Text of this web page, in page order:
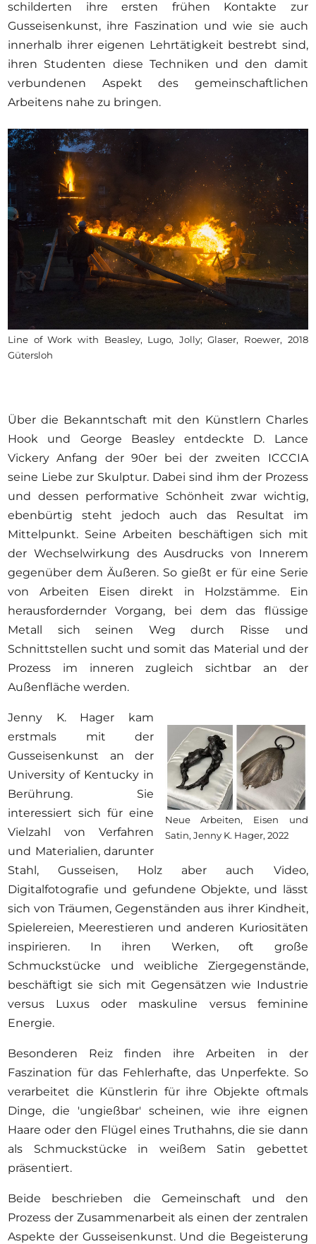
schilderten ihre ersten frühen Kontakte zur
Gusseisenkunst, ihre Faszination und wie sie auch
innerhalb ihrer eigenen Lehrtätigkeit bestrebt sind,
ihren Studenten diese Techniken und den damit
verbundenen Aspekt des gemeinschaftlichen
Arbeitens nahe zu bringen.
Line of Work with Beasley, Lugo, Jolly; Glaser, Roewer, 2018
Gütersloh
Über die Bekanntschaft mit den Künstlern Charles
Hook und George Beasley entdeckte D. Lance
Vickery Anfang der 90er bei der zweiten ICCCIA
seine Liebe zur Skulptur. Dabei sind ihm der Prozess
und dessen performative Schönheit zwar wichtig,
ebenbürtig steht jedoch auch das Resultat im
Mittelpunkt. Seine Arbeiten beschäftigen sich mit
der Wechselwirkung des Ausdrucks von Innerem
gegenüber dem Äußeren. So gießt er für eine Serie
von Arbeiten Eisen direkt in Holzstämme. Ein
herausfordernder Vorgang, bei dem das flüssige
Metall sich seinen Weg durch Risse und
Schnittstellen sucht und somit das Material und der
Prozess im inneren zugleich sichtbar an der
Außenfläche werden.
Neue Arbeiten, Eisen und
Satin, Jenny K. Hager, 2022
Jenny K. Hager kam
erstmals mit der
Gusseisenkunst an der
University of Kentucky in
Berührung. Sie
interessiert sich für eine
Vielzahl von Verfahren
und Materialien, darunter
Stahl, Gusseisen, Holz aber auch Video,
Digitalfotografie und gefundene Objekte, und lässt
sich von Träumen, Gegenständen aus ihrer Kindheit,
Spielereien, Meerestieren und anderen Kuriositäten
inspirieren. In ihren Werken, oft große
Schmuckstücke und weibliche Ziergegenstände,
beschäftigt sie sich mit Gegensätzen wie Industrie
versus Luxus oder maskuline versus feminine
Energie.
Besonderen Reiz finden ihre Arbeiten in der
Faszination für das Fehlerhafte, das Unperfekte. So
verarbeitet die Künstlerin für ihre Objekte oftmals
Dinge, die 'ungießbar' scheinen, wie ihre eignen
Haare oder den Flügel eines Truthahns, die sie dann
als Schmuckstücke in weißem Satin gebettet
präsentiert.
Beide beschrieben die Gemeinschaft und den
Prozess der Zusammenarbeit als einen der zentralen
Aspekte der Gusseisenkunst. Und die Begeisterung